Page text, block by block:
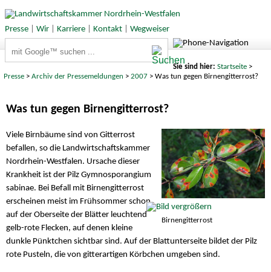
Presse| Wir| Karriere| Kontakt| Wegweiser
Sie sind hier: Startseite>
Presse >Archiv der Pressemeldungen > 2007 > Was tun gegen Birnengitterrost?
Was tun gegen Birnengitterrost?
Birnengitterrost
Viele Birnbäume sind von Gitterrost
befallen, so die Landwirtschaftskammer
Nordrhein-Westfalen. Ursache dieser
Krankheit ist der Pilz Gymnosporangium
sabinae. Bei Befall mit Birnengitterrost
erscheinen meist im Frühsommer schon
auf der Oberseite der Blätter leuchtend
gelb-rote Flecken, auf denen kleine
dunkle Pünktchen sichtbar sind. Auf der Blattunterseite bildet der Pilz
rote Pusteln, die von gitterartigen Körbchen umgeben sind.